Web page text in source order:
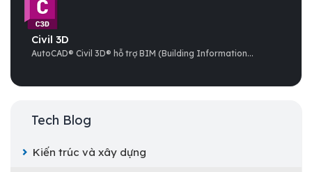
Civil 3D
AutoCAD® Civil 3D® hỗ trợ BIM (Building Information...
Tech Blog
Kiến trúc và xây dựng